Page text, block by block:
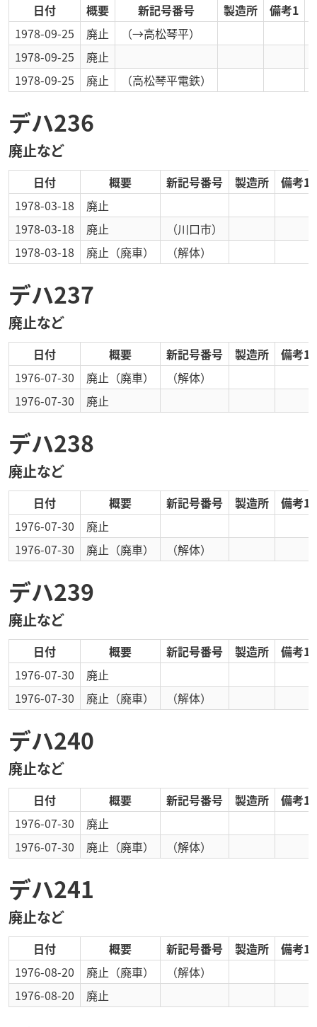
日付 概要 新記号番号 製造所 備考1
1978-09-25
廃止
（→高松琴平）
1978-09-25
廃止
1978-09-25
廃止 （高松琴平電鉄）
デハ236
廃止など
日付 概要 新記号番号 製造所
備考1
1978-03-18
廃止
1978-03-18
廃止
（川口市）
1978-03-18
廃止 （廃車） （解体）
デハ237
廃止など
日付 概要 新記号番号 製造所
備考1
1976-07-30
廃止 （廃車）
（解体）
1976-07-30
廃止
デハ238
廃止など
日付 概要 新記号番号 製造所
備考1
1976-07-30
廃止
1976-07-30
廃止 （廃車） （解体）
デハ239
廃止など
日付 概要 新記号番号 製造所
備考1
1976-07-30
廃止
1976-07-30
廃止 （廃車） （解体）
デハ240
廃止など
日付 概要 新記号番号 製造所
備考1
1976-07-30
廃止
1976-07-30
廃止 （廃車） （解体）
デハ241
廃止など
日付 概要 新記号番号 製造所
備考1
1976-08-20
廃止 （廃車）
（解体）
1976-08-20
廃止